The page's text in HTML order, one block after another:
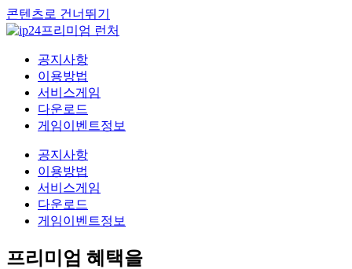
콘텐츠로 건너뛰기
공지사항
이용방법
서비스게임
다운로드
게임이벤트정보
공지사항
이용방법
서비스게임
다운로드
게임이벤트정보
프리미엄 혜택을